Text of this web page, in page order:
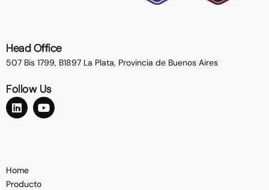
Head Office
507 Bis 1799, B1897 La Plata, Provincia de Buenos Aires
Follow Us
Home
Producto